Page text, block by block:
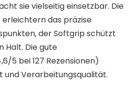
sie vielseitig einsetzbar. Die
das präzise
der Softgrip schützt
Halt. Die gute
5 bei 127 Rezensionen)
und Verarbeitungsqualität.